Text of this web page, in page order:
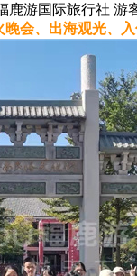
鹿游国际旅行社 游
会、出海观光、